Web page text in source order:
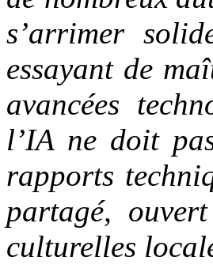
s’arrimer
essayant de
avancées
l’IA ne doit
rapports
partagé,
culturelles